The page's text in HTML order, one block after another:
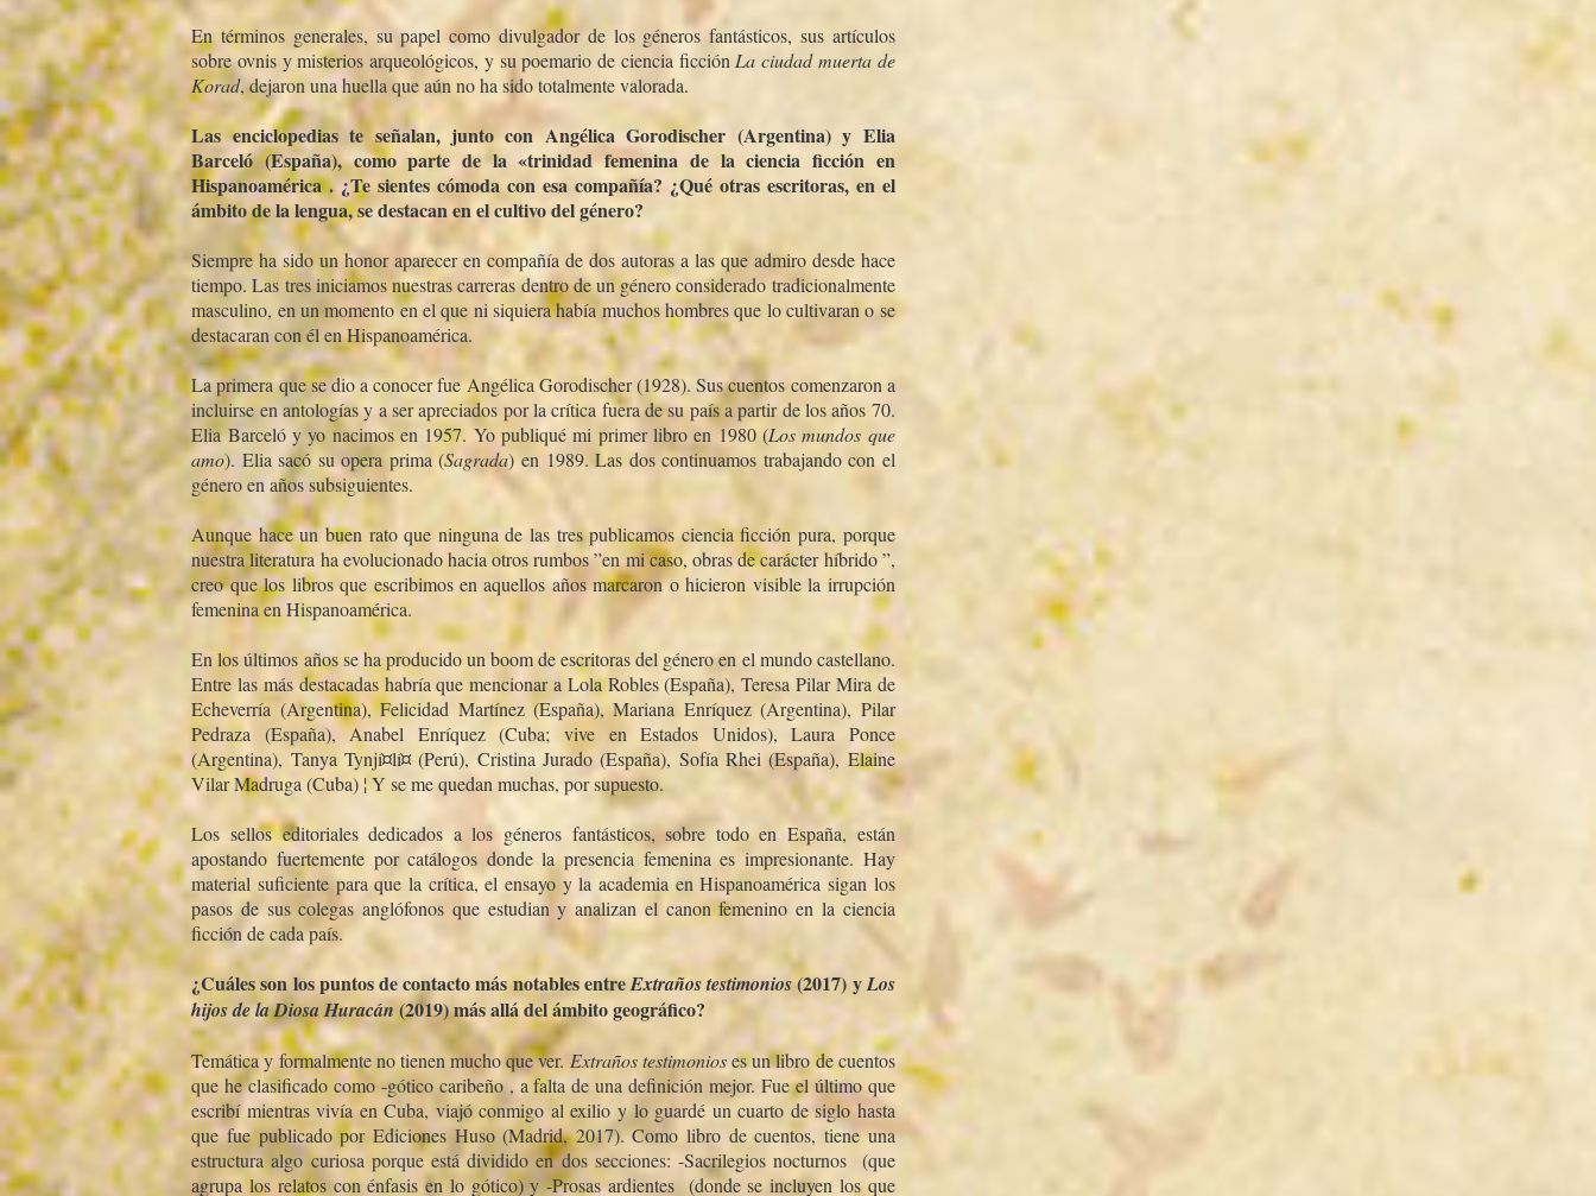
En términos generales, su papel como divulgador de los géneros fantásticos, sus artí­culos
sobre ovnis y misterios arqueológicos, y su poemario de ciencia ficciónLa ciudad muerta de
Korad, dejaron una huella que aún no ha sido totalmente valorada.
Las enciclopedias te señalan, junto con Angélica Gorodischer (Argentina) y Elia
Barceló (España), como parte de la «trinidad femenina de la ciencia ficción en
Hispanoamérica . ¿Te sientes cómoda con esa compañí­a? ¿Qué otras escritoras, en el
ámbito de la lengua, se destacan en el cultivo del género?
Siempre ha sido un honor aparecer en compañí­a de dos autoras a las que admiro desde hace
tiempo. Las tres iniciamos nuestras carreras dentro de un género considerado tradicionalmente
masculino, en un momento en el que ni siquiera habí­a muchos hombres que lo cultivaran o se
destacaran con él en Hispanoamérica.
La primera que se dio a conocer fue Angélica Gorodischer (1928). Sus cuentos comenzaron a
incluirse en antologí­as y a ser apreciados por la crí­tica fuera de su paí­s a partir de los años 70.
Elia Barceló y yo nacimos en 1957. Yo publiqué mi primer libro en 1980 (Los mundos que
amo). Elia sacó su opera prima (Sagrada) en 1989. Las dos continuamos trabajando con el
género en años subsiguientes.
Aunque hace un buen rato que ninguna de las tres publicamos ciencia ficción pura, porque
nuestra literatura ha evolucionado hacia otros rumbos ”en mi caso, obras de carácter hí­brido ”,
creo que los libros que escribimos en aquellos años marcaron o hicieron visible la irrupción
femenina en Hispanoamérica.
En los últimos años se ha producido un boom de escritoras del género en el mundo castellano.
Entre las más destacadas habrí­a que mencionar a Lola Robles (España), Teresa Pilar Mira de
Echeverrí­a (Argentina), Felicidad Martí­nez (España), Mariana Enrí­quez (Argentina), Pilar
Pedraza (España), Anabel Enrí­quez (Cuba; vive en Estados Unidos), Laura Ponce
(Argentina), Tanya Tynjí¤lí¤ (Perú), Cristina Jurado (España), Sofí­a Rhei (España), Elaine
Vilar Madruga (Cuba) ¦ Y se me quedan muchas, por supuesto.
Los sellos editoriales dedicados a los géneros fantásticos, sobre todo en España, están
apostando fuertemente por catálogos donde la presencia femenina es impresionante. Hay
material suficiente para que la crí­tica, el ensayo y la academia en Hispanoamérica sigan los
pasos de sus colegas anglófonos que estudian y analizan el canon femenino en la ciencia
ficción de cada paí­s.
¿Cuáles son los puntos de contacto más notables entreExtraños testimonios(2017) yLos
hijos de la Diosa Huracán(2019) más allá del ámbito geográfico?
Temática y formalmente no tienen mucho que ver. Extraños testimonioses un libro de cuentos
que he clasificado como -gótico caribeño , a falta de una definición mejor. Fue el último que
escribí­ mientras viví­a en Cuba, viajó conmigo al exilio y lo guardé un cuarto de siglo hasta
que fue publicado por Ediciones Huso (Madrid, 2017). Como libro de cuentos, tiene una
estructura algo curiosa porque está dividido en dos secciones: -Sacrilegios nocturnos  (que
agrupa los relatos con énfasis en lo gótico) y -Prosas ardientes  (donde se incluyen los que